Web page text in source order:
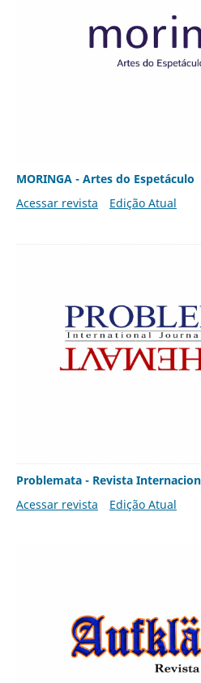
MORINGA - Artes do Espetáculo
Acessar revista
Edição Atual
Problemata - Revista
Acessar revista
Edição Atual